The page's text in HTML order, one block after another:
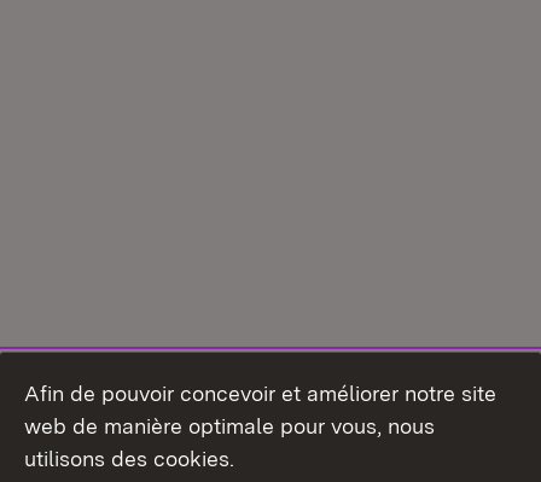
Afin de pouvoir concevoir et améliorer notre site
web de manière optimale pour vous, nous
utilisons des cookies.